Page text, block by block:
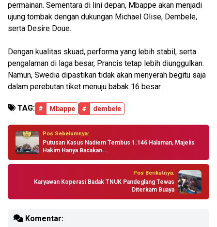
permainan. Sementara di lini depan, Mbappe akan menjadi
ujung tombak dengan dukungan Michael Olise, Dembele,
serta Desire Doue.
Dengan kualitas skuad, performa yang lebih stabil, serta
pengalaman di laga besar, Prancis tetap lebih diunggulkan.
Namun, Swedia dipastikan tidak akan menyerah begitu saja
dalam perebutan tiket menuju babak 16 besar.
TAG: # Mbappe # dembele
Pos Sebelumnya:
Putusan Kasus Nadiem Tembus 1.146 Halaman, Majelis
Hakim Hanya Bacakan...
Pos Berikutnya:
Karyawan Koperasi Badak TNUK Pandeglang Tewas
Diterkam Buaya
Komentar: